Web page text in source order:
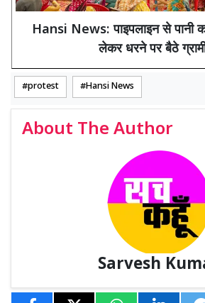
Hansi News: पाइपलाइन से पानी
लेकर धरने पर बैठे
protest Hansi News
About The Author
Sarvesh